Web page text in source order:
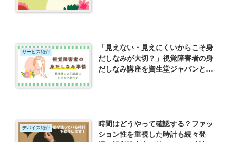
サービス紹介
「見えない・見えにくいからこそ身
だしなみが大切？」視覚障害者の身
だしなみ講座を資生堂ジャパンと開
デバイス紹介
時間はどうやって確認する？ファッ
ション性を重視した時計も続々登